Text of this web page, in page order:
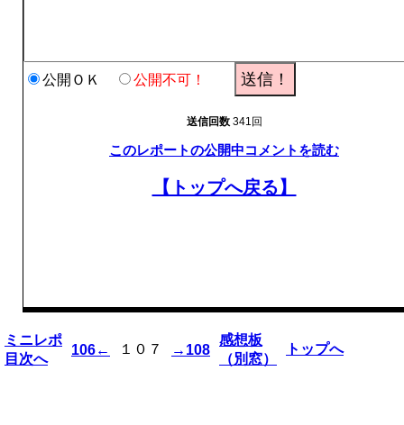
公開ＯＫ 公開不可！
送信回数341回
このレポートの公開中コメントを読む
【トップへ戻る】
ミニレポ
目次へ
106← １０７ →108
感想板
（別窓）
トップへ